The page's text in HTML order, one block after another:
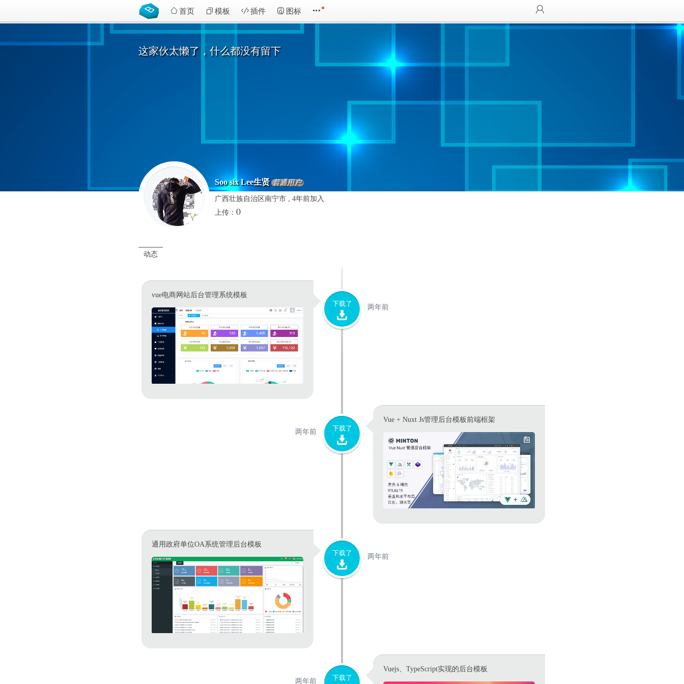
首页 模板 插件 图标
这家伙太懒了，什么都没有留下
Soo six Lee生贤 普通用户
广西壮族自治区南宁市 , 4年前加入
上传： 0
动态
两年前
下载了
vue电商网站后台管理系统模板
两年前 下载了
Vue + Nuxt Js管理后台模板前端框架
两年前
下载了
通用政府单位OA系统管理后台模板
两年前 下载了
Vuejs、TypeScript实现的后台模板